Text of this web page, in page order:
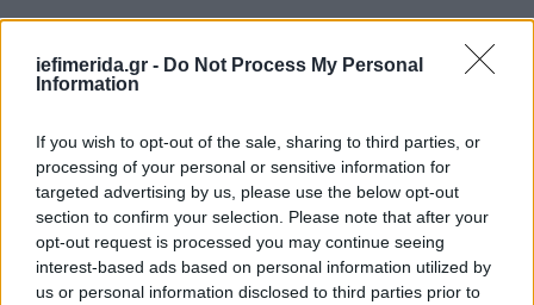
iefimerida.gr - Do Not Process My Personal
Information
If you wish to opt-out of the sale, sharing to third parties, or
processing of your personal or sensitive information for
targeted advertising by us, please use the below opt-out
section to confirm your selection. Please note that after your
opt-out request is processed you may continue seeing
interest-based ads based on personal information utilized by
us or personal information disclosed to third parties prior to